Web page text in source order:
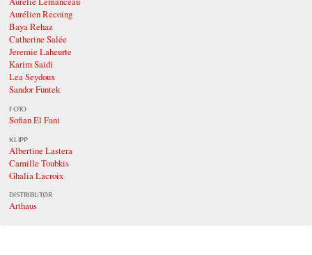
Aurélien Recoing
Baya Rehaz
Catherine Salée
Jeremie Laheurte
Karim Saidi
Lea Seydoux
Sandor Funtek
FOTO
Sofian El Fani
KLIPP
Albertine Lastera
Camille Toubkis
Ghalia Lacroix
DISTRIBUTØR
Arthaus